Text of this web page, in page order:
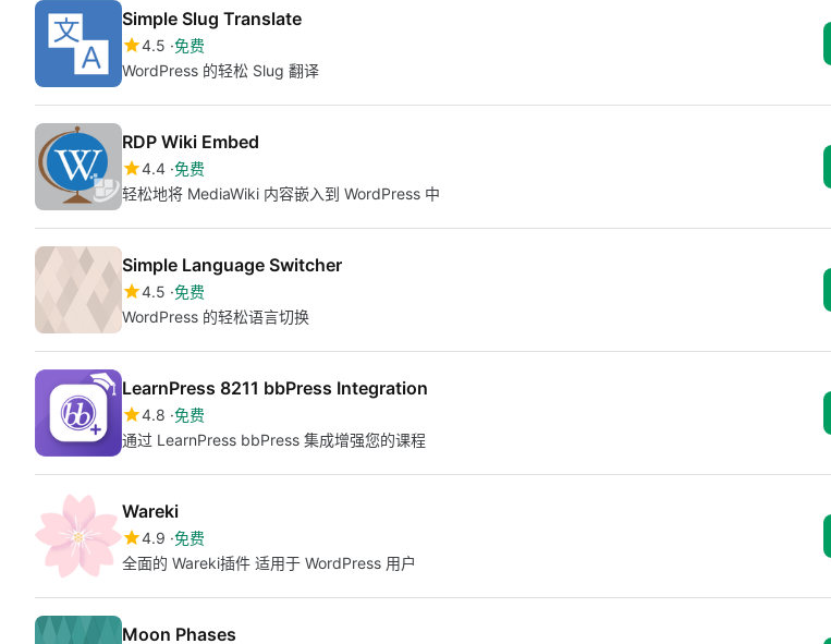
Simple Slug Translate
4.5 免费
WordPress 的轻松 Slug 翻译
RDP Wiki Embed
4.4 免费
轻松地将 MediaWiki 内容嵌入到 WordPress 中
Simple Language Switcher
4.5 免费
WordPress 的轻松语言切换
LearnPress 8211 bbPress Integration
4.8 免费
通过 LearnPress bbPress 集成增强您的课程
Wareki
4.9 免费
全面的 Wareki插件 适用于 WordPress 用户
Moon Phases